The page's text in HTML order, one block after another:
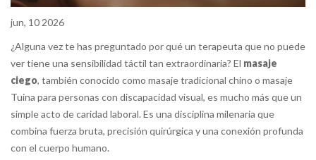
jun, 10 2026
¿Alguna vez te has preguntado por qué un terapeuta que no puede
ver tiene una sensibilidad táctil tan extraordinaria? El masaje
ciego, también conocido como masaje tradicional chino o masaje
Tuina para personas con discapacidad visual, es mucho más que un
simple acto de caridad laboral. Es una disciplina milenaria que
combina fuerza bruta, precisión quirúrgica y una conexión profunda
con el cuerpo humano.